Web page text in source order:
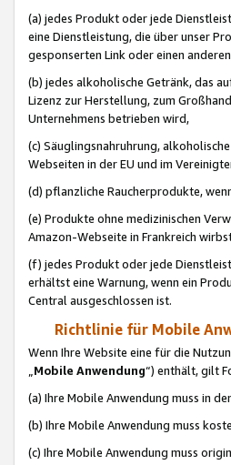
(a) jedes Produkt oder jede
eine Dienstleistung, die über unser
gesponserten Link oder einen
(b) jedes alkoholische Getränk, das
Lizenz zur Herstellung, zum
Unternehmens betrieben wird,
(c) Säuglingsnahruhrung,
Webseiten in der EU und im
(d) pflanzliche Raucherprodukte,
(e) Produkte ohne medizinischen
Amazon-Webseite in Frankreich
(f) jedes Produkt oder jede
erhältst eine Warnung, wenn ein
Central ausgeschlossen ist.
Richtlinie für Mobile
Wenn Ihre Website eine für die
„Mobile Anwendung“) enthält, gilt
(a) Ihre Mobile Anwendung muss in
(b) Ihre Mobile Anwendung muss
(c) Ihre Mobile Anwendung muss